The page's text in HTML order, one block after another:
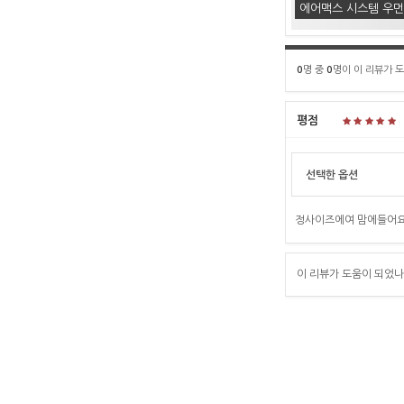
에어맥스 시스템 우
0명 중 0명이 이 리뷰가
평점
선택한 옵션
정사이즈에여 맘에들어
이 리뷰가 도움이 되었